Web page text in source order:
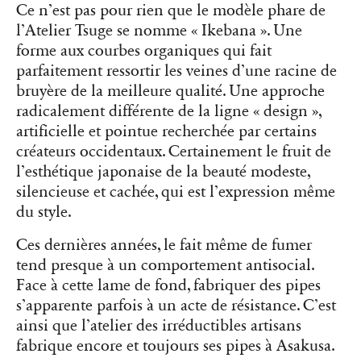
Ce n’est pas pour rien que le modèle phare de
l’Atelier Tsuge se nomme « Ikebana ». Une
forme aux courbes organiques qui fait
parfaitement ressortir les veines d’une racine de
bruyère de la meilleure qualité. Une approche
radicalement différente de la ligne « design »,
artificielle et pointue recherchée par certains
créateurs occidentaux. Certainement le fruit de
l’esthétique japonaise de la beauté modeste,
silencieuse et cachée, qui est l’expression même
du style.
Ces dernières années, le fait même de fumer
tend presque à un comportement antisocial.
Face à cette lame de fond, fabriquer des pipes
s’apparente parfois à un acte de résistance. C’est
ainsi que l’atelier des irréductibles artisans
fabrique encore et toujours ses pipes à Asakusa.